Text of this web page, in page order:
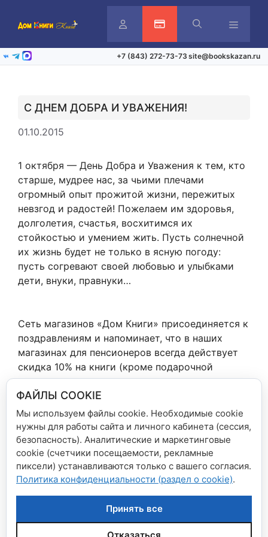
ЛичныйАктивация карты
ВКонтакте
Telegram
Max +7 (843) 272-73-73 site@bookskazan.ru
С ДНЕМ ДОБРА И УВАЖЕНИЯ!
01.10.2015
1 октября — День Добра и Уважения к тем, кто
старше, мудрее нас, за чьими плечами
огромный опыт прожитой жизни, пережитых
невзгод и радостей! Пожелаем им здоровья,
долголетия, счастья, восхитимся их
стойкостью и умением жить. Пусть солнечной
их жизнь будет не только в ясную погоду:
пусть согревают своей любовью и улыбками
дети, внуки, правнуки…
Сеть магазинов «Дом Книги» присоединяется к
поздравлениям и напоминает, что в наших
магазинах для пенсионеров всегда действует
скидка 10% на книги (кроме подарочной
литературы и литературы местных
издательств)!
Рубрики
Новости сети магазинов
Космический триллер от Энди Вейера
«Марсианин»!
Суперновинка «Бандитский Татарстан» от
создателей «Бандитской Казани»!
ФАЙЛЫ COOKIE
Мы используем файлы cookie. Необходимые cookie
нужны для работы сайта и личного кабинета (сессия,
безопасность). Аналитические и маркетинговые
cookie (счетчики посещаемости, рекламные
пиксели) устанавливаются только с вашего согласия.
Политика конфиденциальности (раздел о cookie).
Принять все